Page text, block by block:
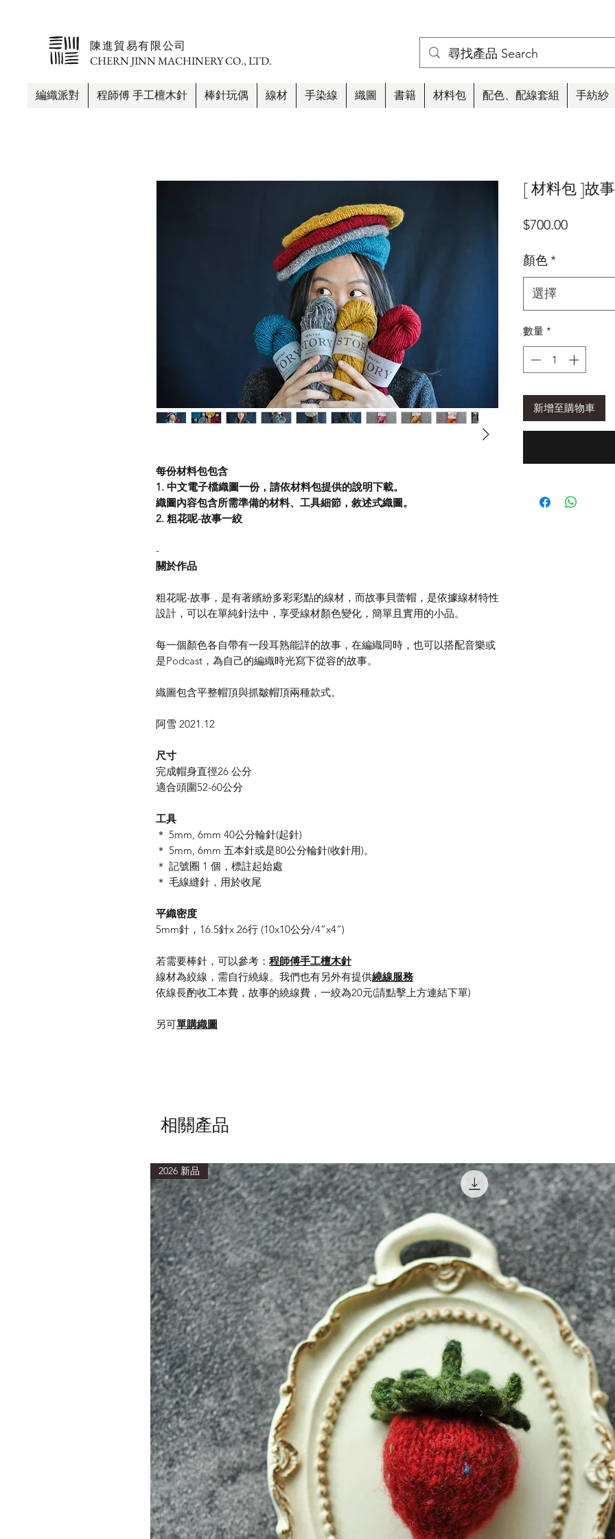
​陳進貿易有限公司
CHERN JINN MACHINERY CO., LTD.
編織派對 程師傅 手工檀木針 棒針玩偶 線材 手染線 織圖 書籍 材料包 配色、配線套組 手紡紗
每份材料包包含
1. 中文電子檔織圖一份，請依材料包提供的說明下載。
織圖內容包含所需準備的材料、工具細節，敘述式織圖。
2. 粗花呢-故事一絞
-
關於作品
粗花呢-故事，是有著繽紛多彩彩點的線材，而故事貝蕾帽，是依據線材特性
設計，可以在單純針法中，享受線材顏色變化，簡單且實用的小品。
每一個顏色各自帶有一段耳熟能詳的故事，在編織同時，也可以搭配音樂或
是Podcast，為自己的編織時光寫下從容的故事。
織圖包含平整帽頂與抓皺帽頂兩種款式。
阿雪 2021.12
尺寸
完成帽身直徑26 公分
適合頭圍52-60公分
工具
＊ 5mm, 6mm 40公分輪針(起針)
＊ 5mm, 6mm 五本針或是80公分輪針(收針用)。
＊ 記號圈 1 個，標註起始處
＊ 毛線縫針，用於收尾
平織密度
5mm針，16.5針x 26行 (10x10公分/4”x4”)
若需要棒針，可以參考： 程師傅手工檀木針
線材為絞線，需自行繞線。我們也有另外有提供繞線服務
依線長酌收工本費，故事的繞線費，一絞為20元(請點擊上方連結下單)
另可單購織圖
[ 材料包 ]故
$700.00價
顏色*
選擇
數量 *
新增至購物車
相關產品
2026 新品